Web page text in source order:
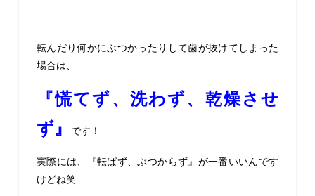
転んだり何かにぶつかったりして歯が抜けてしまった
場合は、
『慌てず、洗わず、乾燥させ
ず』
です！
実際には、『転ばず、ぶつからず』が一番いいんです
けどね笑